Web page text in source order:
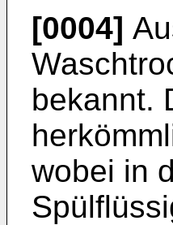
[0004]
bekannt.
wobei in